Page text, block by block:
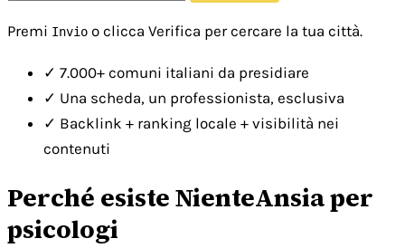
Premi Invio o clicca Verifica per cercare la tua città.
✓ 7.000+ comuni italiani da presidiare
✓ Una scheda, un professionista, esclusiva
✓ Backlink + ranking locale + visibilità nei
contenuti
Perché esiste NienteAnsia per
psicologi